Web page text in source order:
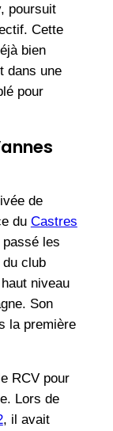
poursuit
Cette
bien
dans une
pour
de
du Castres
passé les
club
niveau
Son
la première
RCV pour
Lors de
, il avait